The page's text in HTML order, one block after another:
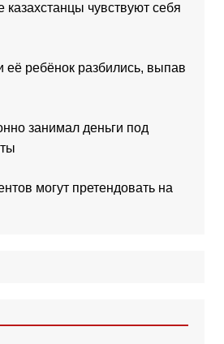
казахстанцы чувствуют себя
её ребёнок разбились, выпав
занимал деньги под
могут претендовать на